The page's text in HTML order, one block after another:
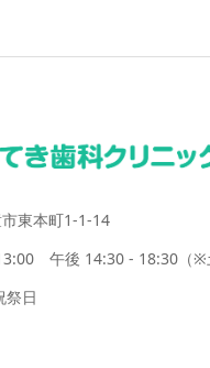
東本町1-1-14
午後 14:30 - 18:30（※
祭日